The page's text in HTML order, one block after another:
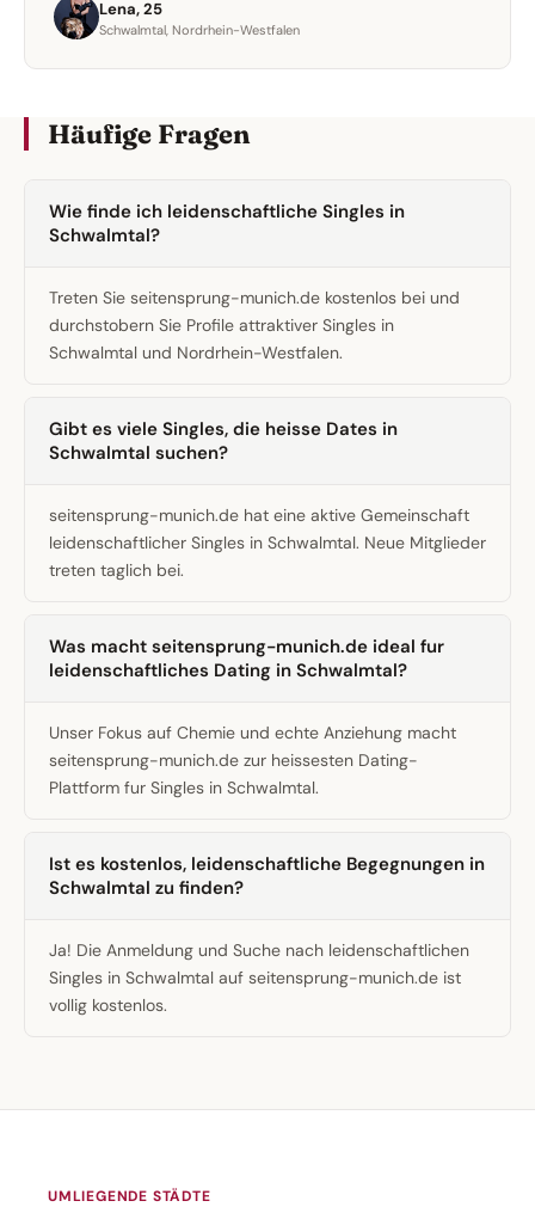
Lena, 25
Schwalmtal, Nordrhein-Westfalen
Häufige Fragen
Wie finde ich leidenschaftliche Singles in
Schwalmtal?
Treten Sie seitensprung-munich.de kostenlos bei und
durchstobern Sie Profile attraktiver Singles in
Schwalmtal und Nordrhein-Westfalen.
Gibt es viele Singles, die heisse Dates in
Schwalmtal suchen?
seitensprung-munich.de hat eine aktive Gemeinschaft
leidenschaftlicher Singles in Schwalmtal. Neue Mitglieder
treten taglich bei.
Was macht seitensprung-munich.de ideal fur
leidenschaftliches Dating in Schwalmtal?
Unser Fokus auf Chemie und echte Anziehung macht
seitensprung-munich.de zur heissesten Dating-
Plattform fur Singles in Schwalmtal.
Ist es kostenlos, leidenschaftliche Begegnungen in
Schwalmtal zu finden?
Ja! Die Anmeldung und Suche nach leidenschaftlichen
Singles in Schwalmtal auf seitensprung-munich.de ist
vollig kostenlos.
UMLIEGENDE STÄDTE